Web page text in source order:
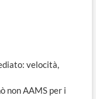
velocità,
non AAMS per i